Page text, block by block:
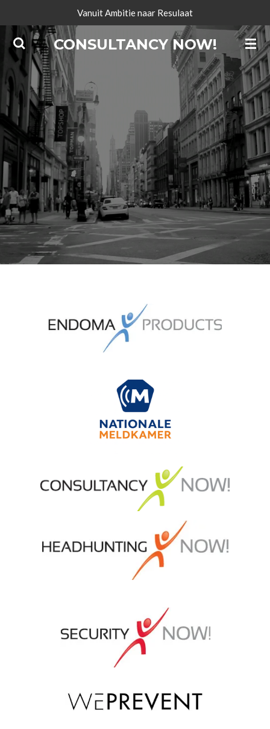
direct
naar
de
hoofdinhoud
CONSULTANCY NOW!
Vanuit Ambitie naar Resulaat